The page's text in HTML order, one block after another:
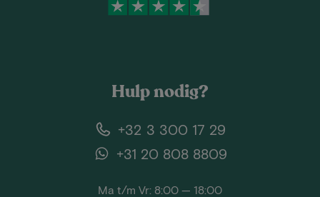
Hulp nodig?
+32 3 300 17 29
+31 20 808 8809
Ma t/m Vr: 8:00 — 18:00